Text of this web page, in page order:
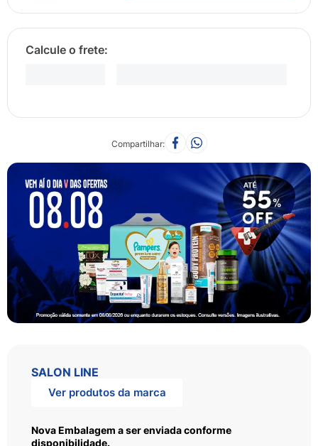
Compartilhar
SALON LINE
Ver produtos da marca
Nova Embalagem a ser enviada conforme
disponibilidade.